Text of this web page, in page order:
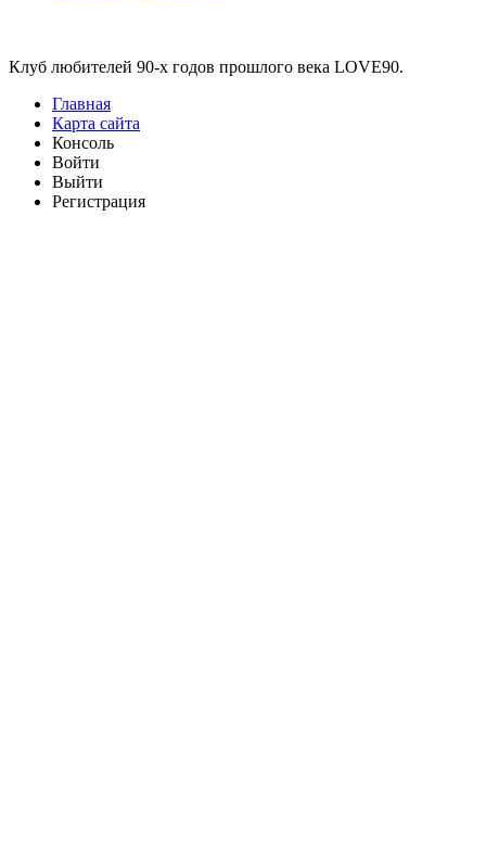
Клуб любителей 90-х годов прошлого века LOVE90.
Главная
Карта сайта
Консоль
Войти
Выйти
Регистрация